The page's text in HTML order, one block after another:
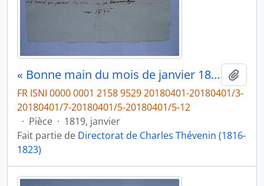
« Bonne main du mois de janvier 1819 pour les domestiques », de Charles Thévenin, fol. 62
FR ISNI 0000 0001 2158 9529 20180401-20180401/3-
20180401/7-20180401/5-20180401/5-12
· Pièce · 1819, janvier
Fait partie de Directorat de Charles Thévenin (1816-
1823)